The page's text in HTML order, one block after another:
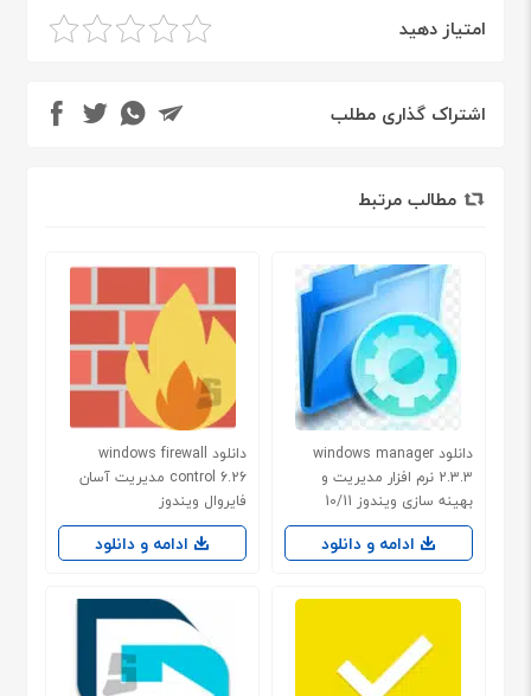
امتیاز دهید
اشتراک گذاری مطلب
مطالب مرتبط
دانلود windows manager
2.3.3 نرم افزار مدیریت و
بهینه سازی ویندوز 10/11
ادامه و دانلود
دانلود windows firewall
control 6.26 مدیریت آسان
فایروال ویندوز
ادامه و دانلود